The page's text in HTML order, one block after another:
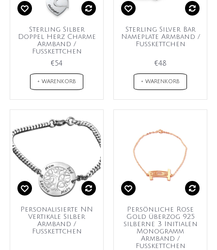
Sterling Silber
Doppel Herz Charme
Armband /
Fußkettchen
€54
+ WARENKORB
Sterling Silver Bar
Nameplate Armband /
Fußkettchen
€48
+ WARENKORB
Personalisierte NN
Vertikale Silber
Armband /
Fußkettchen
Persönliche Rose
Gold überzog 925
silberne 3 Initialen
Monogramm
Armband /
Fußkettchen